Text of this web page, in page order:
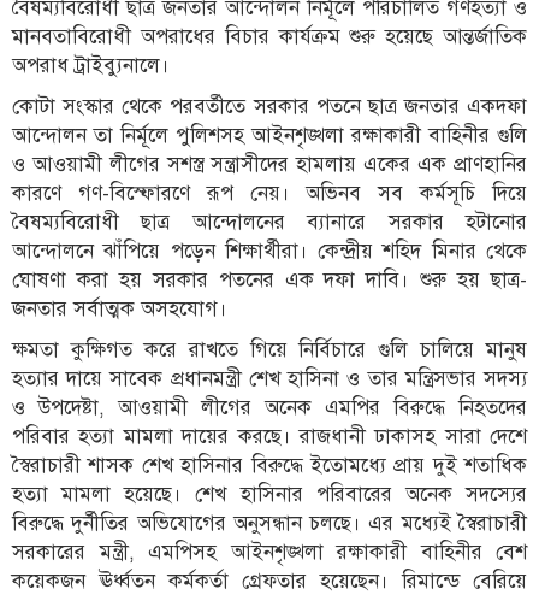
বৈষম্যবিরোধী ছাত্র জনতার আন্দোলন নির্মূলে পরিচালিত গণহত্যা ও
মানবতাবিরোধী অপরাধের বিচার কার্যক্রম শুরু হয়েছে আন্তর্জাতিক
অপরাধ ট্রাইব্যুনালে।
কোটা সংস্কার থেকে পরবর্তীতে সরকার পতনে ছাত্র জনতার একদফা
আন্দোলন তা নির্মূলে পুলিশসহ আইনশৃঙ্খলা রক্ষাকারী বাহিনীর গুলি
ও আওয়ামী লীগের সশস্ত্র সন্ত্রাসীদের হামলায় একের এক প্রাণহানির
কারণে গণ-বিস্ফোরণে রূপ নেয়। অভিনব সব কর্মসূচি দিয়ে
বৈষম্যবিরোধী ছাত্র আন্দোলনের ব্যানারে সরকার হটানোর
আন্দোলনে ঝাঁপিয়ে পড়েন শিক্ষার্থীরা। কেন্দ্রীয় শহিদ মিনার থেকে
ঘোষণা করা হয় সরকার পতনের এক দফা দাবি। শুরু হয় ছাত্র-
জনতার সর্বাত্মক অসহযোগ।
ক্ষমতা কুক্ষিগত করে রাখতে গিয়ে নির্বিচারে গুলি চালিয়ে মানুষ
হত্যার দায়ে সাবেক প্রধানমন্ত্রী শেখ হাসিনা ও তার মন্ত্রিসভার সদস্য
ও উপদেষ্টা, আওয়ামী লীগের অনেক এমপির বিরুদ্ধে নিহতদের
পরিবার হত্যা মামলা দায়ের করছে। রাজধানী ঢাকাসহ সারা দেশে
স্বৈরাচারী শাসক শেখ হাসিনার বিরুদ্ধে ইতোমধ্যে প্রায় দুই শতাধিক
হত্যা মামলা হয়েছে। শেখ হাসিনার পরিবারের অনেক সদস্যের
বিরুদ্ধে দুর্নীতির অভিযোগের অনুসন্ধান চলছে। এর মধ্যেই স্বৈরাচারী
সরকারের মন্ত্রী, এমপিসহ আইনশৃঙ্খলা রক্ষাকারী বাহিনীর বেশ
কয়েকজন ঊর্ধ্বতন কর্মকর্তা গ্রেফতার হয়েছেন। রিমান্ডে বেরিয়ে